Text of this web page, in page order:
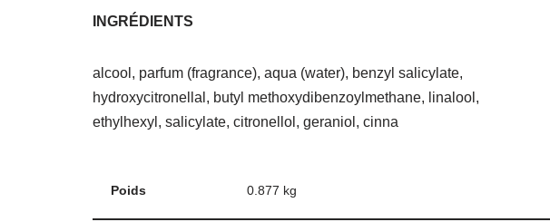
INGRÉDIENTS
alcool, parfum (fragrance), aqua (water), benzyl salicylate,
hydroxycitronellal, butyl methoxydibenzoylmethane, linalool,
ethylhexyl, salicylate, citronellol, geraniol, cinna
Poids 0.877 kg